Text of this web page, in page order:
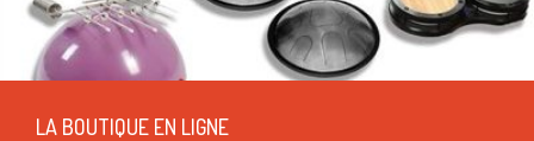
LA BOUTIQUE EN LIGNE